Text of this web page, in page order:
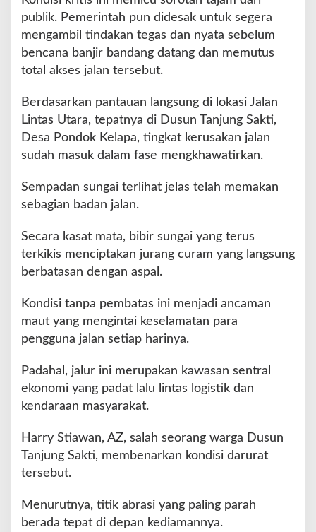
D
e
s
e
m
e
r
t
B
e
n
d
a
e
b
u
B
j
i
publik. Pemerintah pun didesak untuk segera
mengambil tindakan tegas dan nyata sebelum
bencana banjir bandang datang dan memutus
total akses jalan tersebut.
Berdasarkan pantauan langsung di lokasi Jalan
Lintas Utara, tepatnya di Dusun Tanjung Sakti,
Desa Pondok Kelapa, tingkat kerusakan jalan
sudah masuk dalam fase mengkhawatirkan.
Sempadan sungai terlihat jelas telah memakan
sebagian badan jalan.
Secara kasat mata, bibir sungai yang terus
terkikis menciptakan jurang curam yang langsung
berbatasan dengan aspal.
Kondisi tanpa pembatas ini menjadi ancaman
maut yang mengintai keselamatan para
pengguna jalan setiap harinya.
Padahal, jalur ini merupakan kawasan sentral
ekonomi yang padat lalu lintas logistik dan
kendaraan masyarakat.
Harry Stiawan, AZ, salah seorang warga Dusun
Tanjung Sakti, membenarkan kondisi darurat
tersebut.
Menurutnya, titik abrasi yang paling parah
berada tepat di depan kediamannya.